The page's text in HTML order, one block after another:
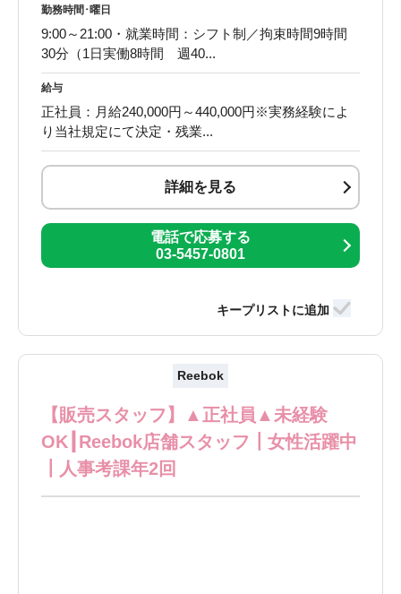
勤務時間･曜日
9:00～21:00・就業時間：シフト制／拘束時間9時間
30分（1日実働8時間 週40...
給与
正社員：月給240,000円～440,000円※実務経験によ
り当社規定にて決定・残業...
詳細を見る
電話で応募する
03-5457-0801
Reebok
【販売スタッフ】▲正社員▲未経験
OK┃Reebok店舗スタッフ┃女性活躍中
┃人事考課年2回